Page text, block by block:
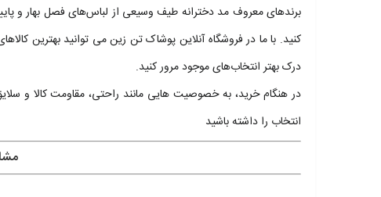
برندهای معروف مد دخترانه طیف وسیعی از لباس‌های فصل بهار و پاییز
کنید. با ما در فروشگاه آنلاین پوشاک تن زین می توانید بهترین
درک بهتر انتخاب‌های موجود مرور کنید.
در هنگام خرید، به خصوصیت هایی مانند راحتی، مقاومت کالا و سلایق
انتخاب را داشته باشید